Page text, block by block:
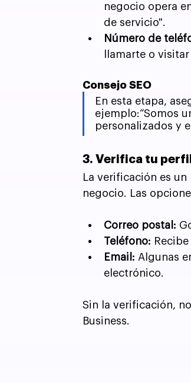
negocio opera
de servicio".
Número de
llamarte o
Consejo SEO
En esta etapa,
ejemplo:“Somos
personalizados y
3. Verifica tu perfil
La verificación es
negocio. Las
Correo postal:
Teléfono:
Email: Algunas
electrónico.
Sin la verificación,
Business.